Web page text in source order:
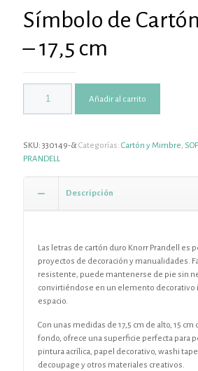
Símbolo de
– 17,5 cm
Añadir al carrito
SKU: 330149-&Categorías: Cartón y Mimbre
PRANDELL
Descripción
Las letras de cartón duro Knorr Prandell es
proyectos de decoración y manualidades.
resistente, puede mantenerse de pie sin
convirtiéndose en un elemento decorativo
espacio.
Con unas medidas de 17,5 cm de alto, 15 cm
fondo, ofrece una superficie perfecta para
pintura acrílica, papel decorativo, washi
decoupage y otros materiales creativos.